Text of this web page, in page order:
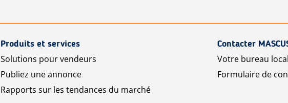
Produits et services
Solutions pour vendeurs
Publiez une annonce
Rapports sur les tendances du marché
Contacter
Votre bureau
Formulaire de